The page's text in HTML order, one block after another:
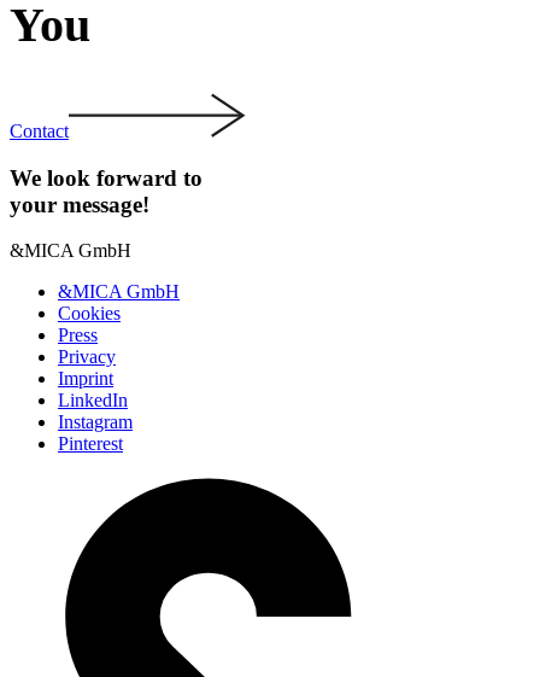
You
Contact
We look forward to
your message!
&MICA GmbH
&MICA GmbH
Cookies
Press
Privacy
Imprint
LinkedIn
Instagram
Pinterest